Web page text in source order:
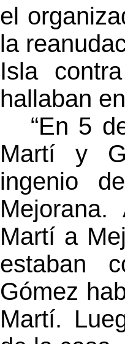
el
la
Isla
hallaban
“En 5
Martí y
ingenio
Martí a
estaban
Gómez
Martí.